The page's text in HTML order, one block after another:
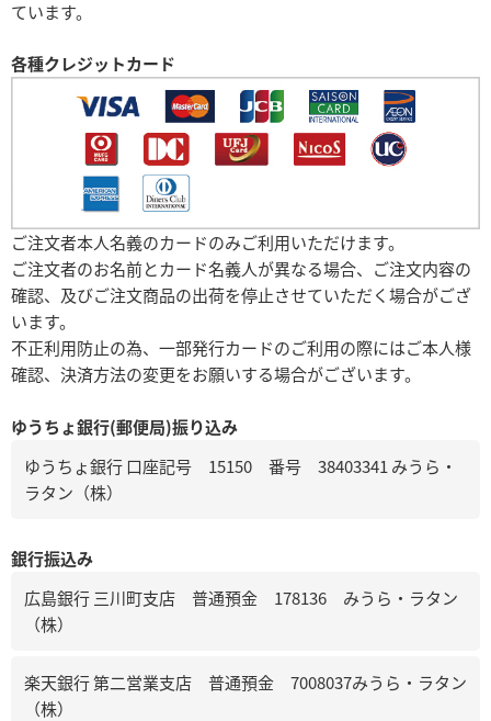
ています。
各種クレジットカード
ご注文者本人名義のカードのみご利用いただけます。
ご注文者のお名前とカード名義人が異なる場合、ご注文内容の
確認、及びご注文商品の出荷を停止させていただく場合がござ
います。
不正利用防止の為、一部発行カードのご利用の際にはご本人様
確認、決済方法の変更をお願いする場合がございます。
ゆうちょ銀行(郵便局)振り込み
ゆうちょ銀行 口座記号 15150 番号 38403341 みうら・
ラタン（株）
銀行振込み
広島銀行 三川町支店 普通預金 178136 みうら・ラタン
（株）
楽天銀行 第二営業支店 普通預金 7008037みうら・ラタン
（株）